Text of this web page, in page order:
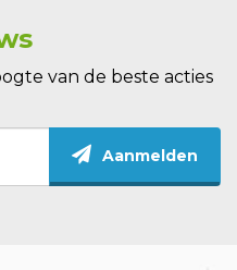
van de beste acties
Aanmelden